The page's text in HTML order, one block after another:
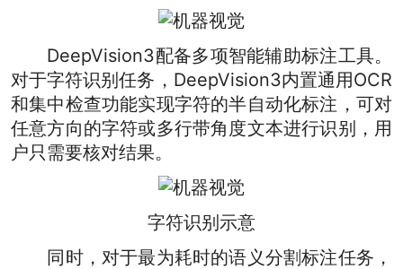
DeepVision3配备多项智能辅助标注工具。
对于字符识别任务，DeepVision3内置通用OCR
和集中检查功能实现字符的半自动化标注，可对
任意方向的字符或多行带角度文本进行识别，用
户只需要核对结果。
字符识别示意
同时，对于最为耗时的语义分割标注任务，